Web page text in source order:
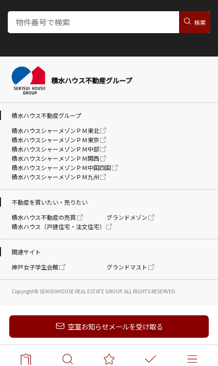
新着メールを受け取る
空室お知らせメールを受け取る
積水ハウス不動産グループ
Copyright© SEKISUIHOUSE REAL ESTATE GROUP. ALL RIGHTS RESERVED.
積水ハウス不動産グループ
積水ハウスシャーメゾンＰＭ東北
積水ハウスシャーメゾンＰＭ東京
積水ハウスシャーメゾンＰＭ中部
積水ハウスシャーメゾンＰＭ関西
積水ハウスシャーメゾンＰＭ中国四国
積水ハウスシャーメゾンＰＭ九州
不動産を買いたい・売りたい
積水ハウス不動産の売買
グランドメゾン
積水ハウス（戸建住宅・注文住宅）
関連サイト
神戸女子学生会館
グランドマスト